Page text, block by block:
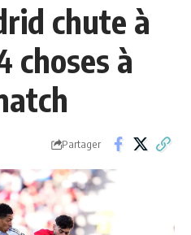
chute à
choses à
Partager